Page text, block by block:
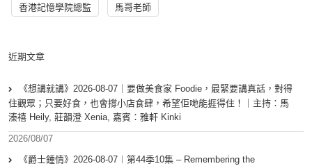
香港記憶學院總監 馬哥老師
近期文章
《想講就講》2026-08-07｜要做美食家 Foodie，最緊要講真話，對得
住觀眾；只要好食，也會撐小店食肆，希望佢哋能捱得住！｜主持：馬
溱禧 Heily, 莊韻澄 Xenia, 嘉賓：雅軒 Kinki
2026/08/07
《爵士鍾情》2026-08-07︱第44季10集 – Remembering the